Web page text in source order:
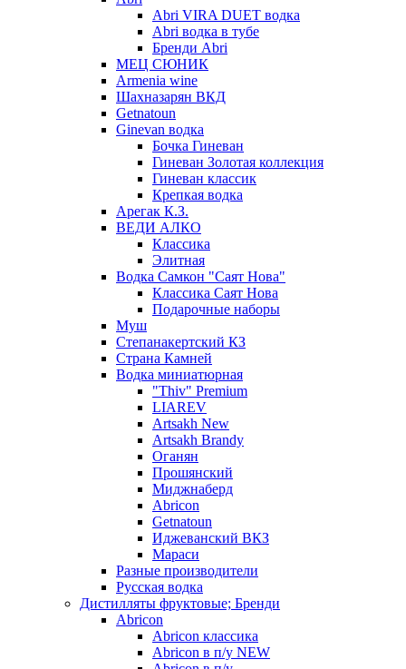
Abri VIRA DUET водка
Abri водка в тубе
Бренди Abri
МЕЦ СЮНИК
Armenia wine
Шахназарян ВКД
Getnatoun
Ginevan водка
Бочка Гиневан
Гиневан Золотая коллекция
Гиневан классик
Крепкая водка
Арегак К.З.
ВЕДИ АЛКО
Классика
Элитная
Водка Самкон "Саят Нова"
Классика Саят Нова
Подарочные наборы
Муш
Степанакертский КЗ
Страна Камней
Водка миниатюрная
"Thiv" Premium
LIAREV
Artsakh New
Artsakh Brandy
Оганян
Прошянский
Миджнаберд
Abricon
Getnatoun
Иджеванский ВКЗ
Мараси
Разные производители
Русская водка
Дистилляты фруктовые; Бренди
Abricon
Abricon классика
Abricon в п/у NEW